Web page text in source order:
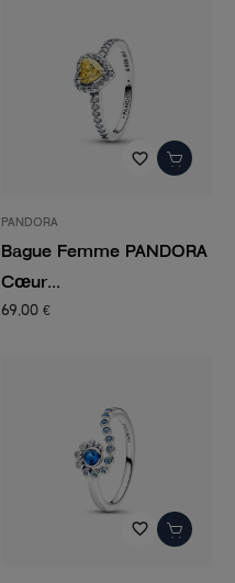
favorite_border
PANDORA
Bague Femme PANDORA
Cœur...
69,00 €
favorite_border